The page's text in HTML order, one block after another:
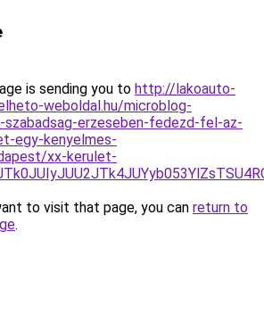
is sending you to http://lakoauto-
weboldal.hu/microblog-
erzeseben-fedezd-fel-az-
egy-kenyelmes-
xx-kerulet-
to visit that page, you can return to
.